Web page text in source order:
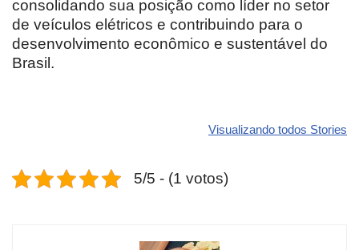
consolidando sua posição como líder no setor
de veículos elétricos e contribuindo para o
desenvolvimento econômico e sustentável do
Brasil.
Visualizando todos Stories
2025!
Dodge pode ter
de emoção
que
5/5 - (1 votos)